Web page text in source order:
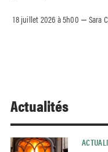
18 juillet 2026 à 5h00 – Sara
Actualités